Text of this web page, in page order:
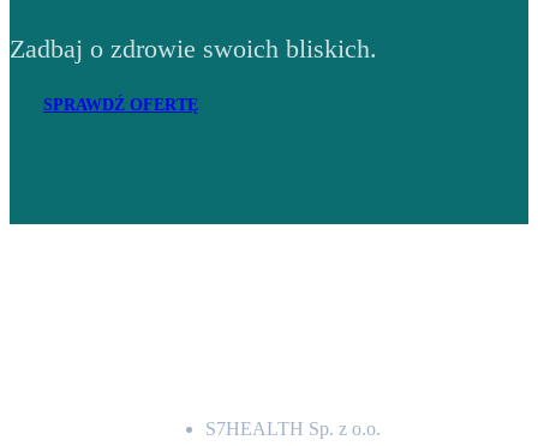
Zadbaj o zdrowie swoich bliskich.
SPRAWDŹ OFERTĘ
S7HEALTH Sp. z o.o.